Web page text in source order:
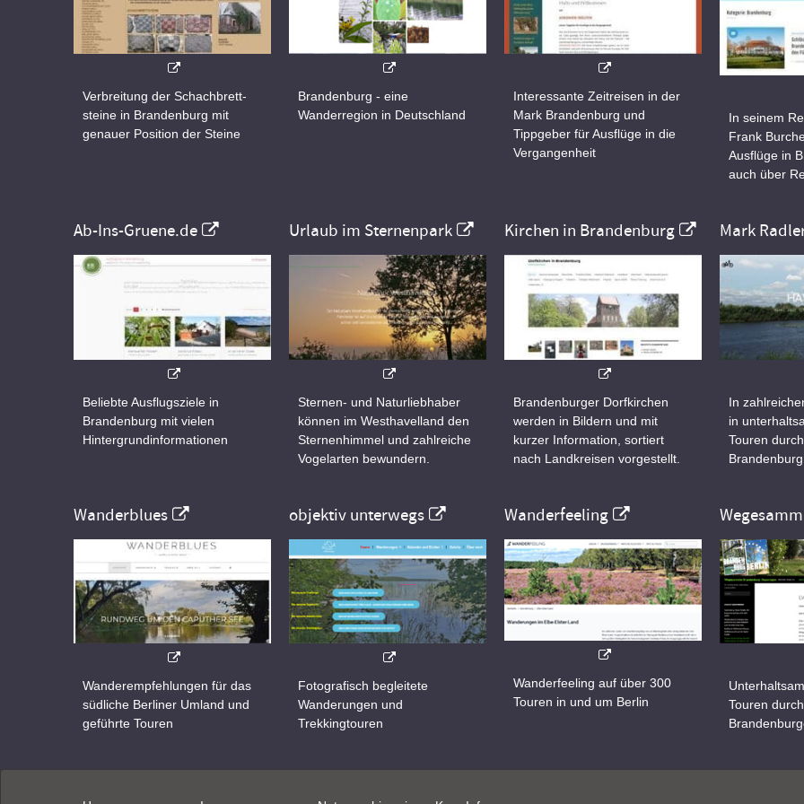
Verbreitung der Schachbrett-
steine in Brandenburg mit
genauer Position der Steine
Brandenburg - eine
Wanderregion in Deutschland
Interessante Zeitreisen in der
Mark Brandenburg und
Tippgeber für Ausflüge in die
Vergangenheit
In seinem
Frank
Ausflüge in
auch über
Ab-Ins-Gruene.de
Beliebte Ausflugsziele in
Brandenburg mit vielen
Hintergrundinformationen
Urlaub im Sternenpark
Sternen- und Naturliebhaber
können im Westhavelland den
Sternenhimmel und zahlreiche
Vogelarten bewundern.
Kirchen in Brandenburg
Brandenburger Dorfkirchen
werden in Bildern und mit
kurzer Information, sortiert
nach Landkreisen vorgestellt.
Mark
In
in
Touren
Wanderblues
Wanderempfehlungen für das
südliche Berliner Umland und
geführte Touren
objektiv unterwegs
Fotografisch begleitete
Wanderungen und
Trekkingtouren
Wanderfeeling
Wanderfeeling auf über 300
Touren in und um Berlin
Touren